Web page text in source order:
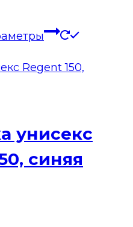
Этот
имеет
можно
на
унисекс
синяя